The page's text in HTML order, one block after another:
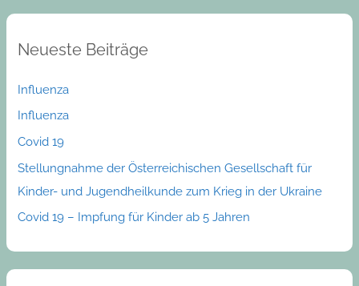
c
f
o
r
:
Neueste Beiträge
Influenza
Influenza
Covid 19
Stellungnahme der Österreichischen Gesellschaft für
Kinder- und Jugendheilkunde zum Krieg in der Ukraine
Covid 19 – Impfung für Kinder ab 5 Jahren